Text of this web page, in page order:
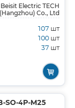
Beisit Electric TECH
(Hangzhou) Co., Ltd
107 шт
100 шт
37 шт
SO-4P-M25